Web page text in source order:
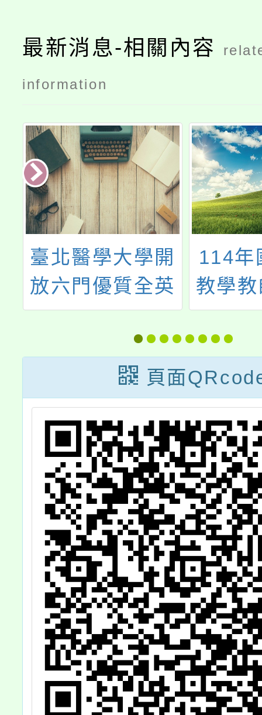
最新消息-相關內容
information
臺北醫學大學開
放六門優質全英
語磨課師線上課
程免費選修
114年
教學
頁面